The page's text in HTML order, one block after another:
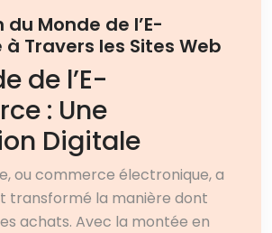
Monde de l’E-
Travers les Sites Web
de l’E-
: Une
Digitale
ou commerce électronique, a
transformé la manière dont
achats. Avec la montée en